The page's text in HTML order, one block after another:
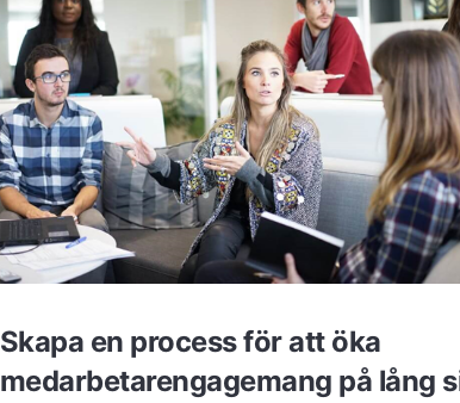
Skapa en process för att öka
medarbetarengagemang på lång